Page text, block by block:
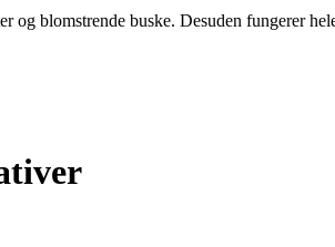
og blomstrende buske. Desuden fungerer